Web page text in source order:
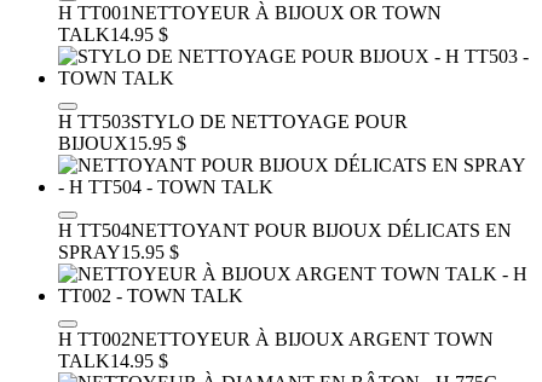
H TT001NETTOYEUR À BIJOUX OR TOWN
TALK14.95 $
H TT503STYLO DE NETTOYAGE POUR
BIJOUX15.95 $
H TT504NETTOYANT POUR BIJOUX DÉLICATS EN
SPRAY15.95 $
H TT002NETTOYEUR À BIJOUX ARGENT TOWN
TALK14.95 $